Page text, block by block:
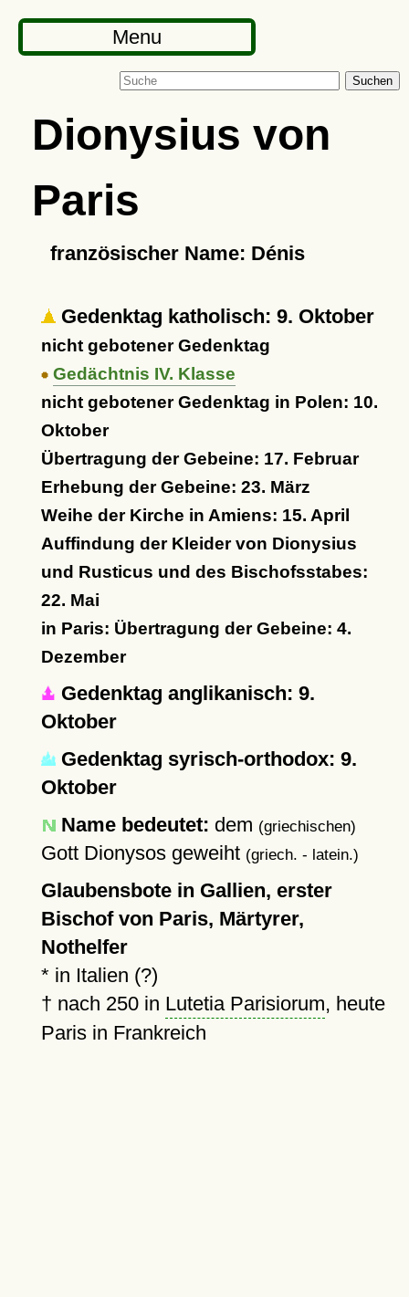
Menu
Suchen
Dionysius von
Paris
französischer Name: Dénis
Gedenktag katholisch: 9. Oktober
nicht gebotener Gedenktag
Gedächtnis IV. Klasse
nicht gebotener Gedenktag in Polen: 10.
Oktober
Übertragung der Gebeine: 17. Februar
Erhebung der Gebeine: 23. März
Weihe der Kirche in Amiens: 15. April
Auffindung der Kleider von Dionysius
und Rusticus und des Bischofsstabes:
22. Mai
in Paris: Übertragung der Gebeine: 4.
Dezember
Gedenktag anglikanisch: 9.
Oktober
Gedenktag syrisch-orthodox: 9.
Oktober
Name bedeutet: dem (griechischen)
Gott Dionysos geweiht (griech. - latein.)
Glaubensbote in Gallien, erster
Bischof von Paris, Märtyrer,
Nothelfer
* in Italien (?)
† nach 250in Lutetia Parisiorum, heute
Paris in Frankreich